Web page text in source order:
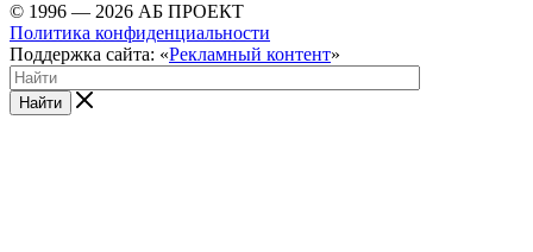
© 1996 — 2026 АБ ПРОЕКТ
Политика конфиденциальности
Поддержка сайта: «Рекламный контент»
Найти